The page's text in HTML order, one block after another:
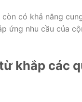
có khả năng
ứng nhu cầu của
khắp các